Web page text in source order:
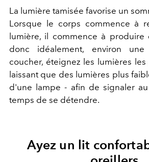
La lumière tamisée favorise un
Lorsque le corps commence à
lumière, il commence à produire
donc idéalement, environ
coucher, éteignez les lumières
laissant que des lumières plus
d'une lampe - afin de signaler
temps de se détendre.
Ayez un lit